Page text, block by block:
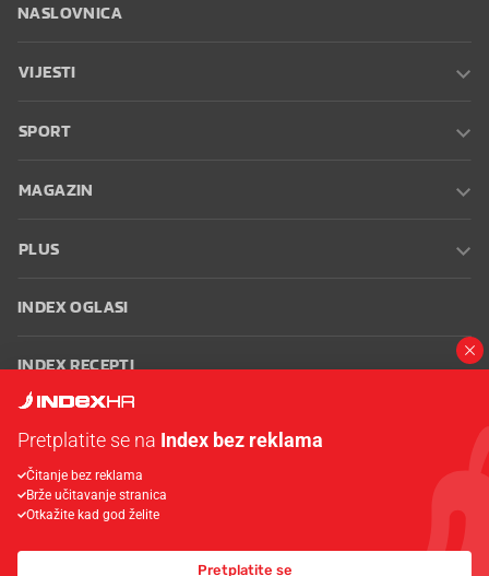
NASLOVNICA
VIJESTI
SPORT
MAGAZIN
PLUS
INDEX OGLASI
INDEX RECEPTI
Oglašavanje Zaposli se na Indexu
korištenja
Postavke kolačića
Pretplatite se na Index bez reklama
Čitanje bez reklama
Brže učitavanje stranica
Otkažite kad god želite
Pretplatite se